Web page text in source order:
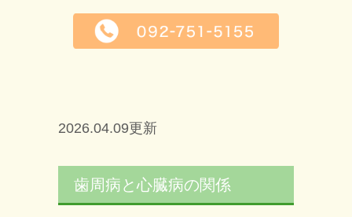
2026.04.09更新
歯周病と心臓病の関係